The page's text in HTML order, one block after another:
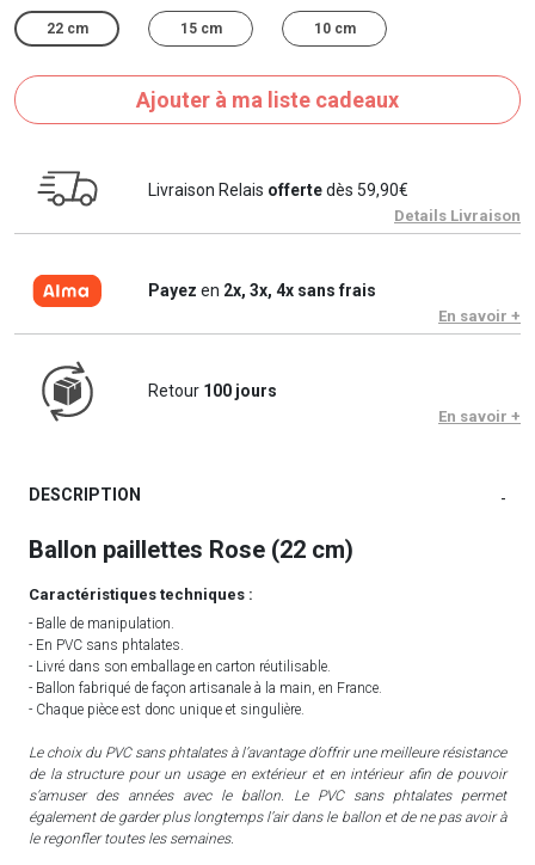
22 cm 15 cm 10 cm
Ajouter à ma liste cadeaux
Livraison Relais offertedès 59,90€
Details Livraison
Payez en 2x, 3x, 4x sans frais
En savoir +
Retour 100 jours
En savoir +
DESCRIPTION -
Ballon paillettes Rose (22 cm)
Caractéristiques techniques :
- Balle de manipulation.
- En PVC sans phtalates.
- Livré dans son emballage en carton réutilisable.
- Ballon fabriqué de façon artisanale à la main, en France.
- Chaque pièce est donc unique et singulière.
Le choix du PVC sans phtalates à l’avantage d’offrir une meilleure résistance
de la structure pour un usage en extérieur et en intérieur afin de pouvoir
s’amuser des années avec le ballon. Le PVC sans phtalates permet
également de garder plus longtemps l’air dans le ballon et de ne pas avoir à
le regonfler toutes les semaines.